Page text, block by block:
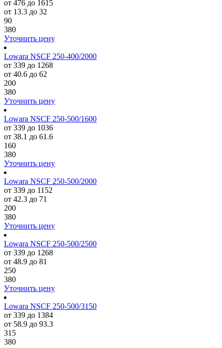
от 476 до 1615
от 13.3 до 32
90
380
Уточнить цену
Lowara NSCF 250-400/2000
от 339 до 1268
от 40.6 до 62
200
380
Уточнить цену
Lowara NSCF 250-500/1600
от 339 до 1036
от 38.1 до 61.6
160
380
Уточнить цену
Lowara NSCF 250-500/2000
от 339 до 1152
от 42.3 до 71
200
380
Уточнить цену
Lowara NSCF 250-500/2500
от 339 до 1268
от 48.9 до 81
250
380
Уточнить цену
Lowara NSCF 250-500/3150
от 339 до 1384
от 58.9 до 93.3
315
380